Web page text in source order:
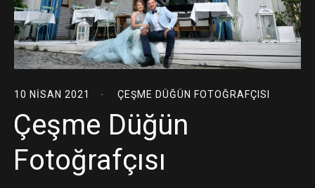
10 NISAN 2021 ÇEŞME DÜĞÜN FOTOĞRAFÇISI
Çeşme Düğün
Fotoğrafçısı